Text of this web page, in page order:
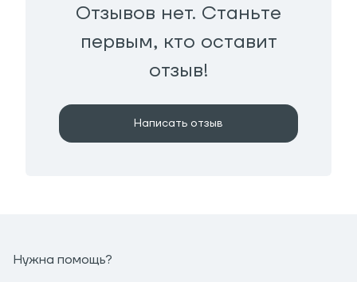
Отзывов нет. Станьте
первым, кто оставит
отзыв!
Написать отзыв
Нужна помощь?